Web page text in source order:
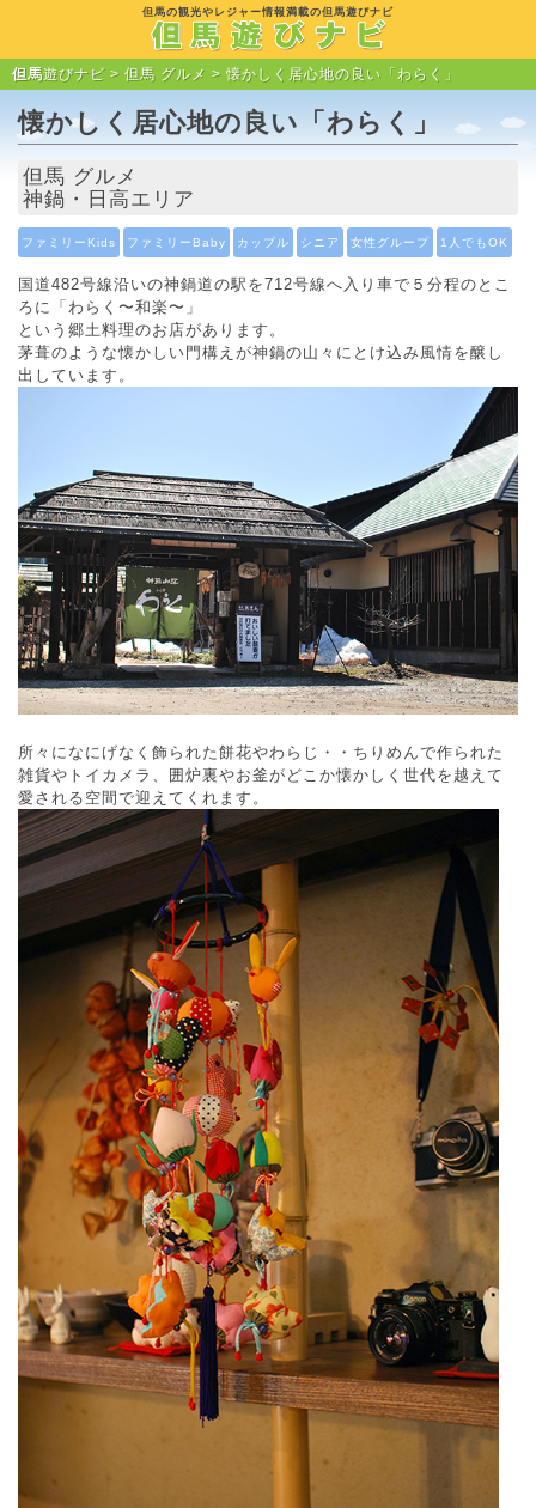
但馬の観光やレジャー情報満載の但馬遊びナビ
但馬遊びナビ > 但馬 グルメ > 懐かしく居心地の良い「わらく」
懐かしく居心地の良い「わらく」
但馬 グルメ
神鍋・日高エリア
ファミリーKids ファミリーBaby カップル シニア 女性グループ 1人でもOK
国道482号線沿いの神鍋道の駅を712号線へ入り車で５分程のとこ
ろに「わらく〜和楽〜」
という郷土料理のお店があります。
茅葺のような懐かしい門構えが神鍋の山々にとけ込み風情を醸し
出しています。
所々になにげなく飾られた餅花やわらじ・・ちりめんで作られた
雑貨やトイカメラ、囲炉裏やお釜がどこか懐かしく世代を越えて
愛される空間で迎えてくれます。